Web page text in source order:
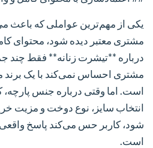
یکی از مهم‌ترین عواملی که
مشتری معتبر دیده شود، محتوای
درباره **تیشرت زنانه** فقط چند
مشتری احساس نمی‌کند با یک
است. اما وقتی درباره جنس پارچه،
انتخاب سایز، نوع دوخت و مزیت
شود، کاربر حس می‌کند پاسخ واقعی
است.